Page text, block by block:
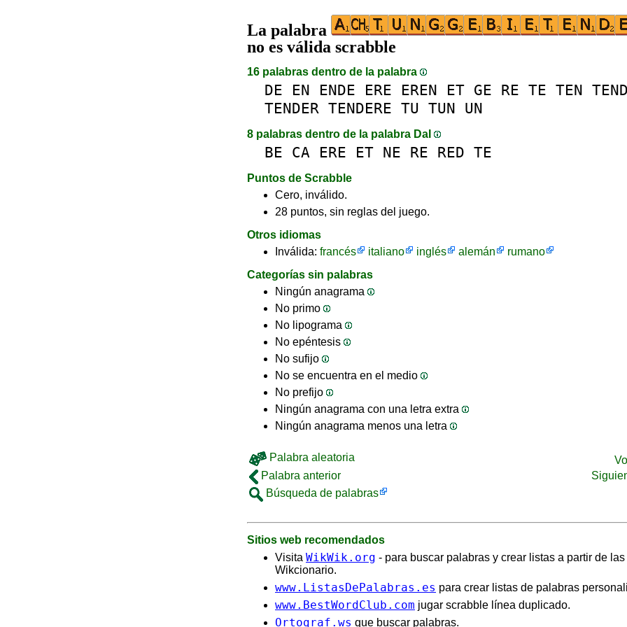
La palabra
no es válida scrabble
16 palabras dentro de la palabra
DE EN ENDE ERE EREN ET GE RE TE TEN
TENDER TENDERE TU TUN UN
8 palabras dentro de la palabra DaI
BE CA ERE ET NE RE RED TE
Puntos de Scrabble
Cero, inválido.
28 puntos, sin reglas del juego.
Otros idiomas
Inválida: francés italiano inglés alemán
rumano
Categorías sin palabras
Ningún anagrama
No primo
No lipograma
No epéntesis
No sufijo
No se encuentra en el medio
No prefijo
Ningún anagrama con una letra extra
Ningún anagrama menos una letra
Palabra aleatoria
Palabra anterior
Búsqueda de palabras
Sitios web recomendados
Visita WikWik.org - para buscar palabras y crear listas a partir de
Wikcionario.
www.ListasDePalabras.es para crear listas de palabras
www.BestWordClub.com jugar scrabble línea duplicado.
Ortograf.ws que buscar palabras.